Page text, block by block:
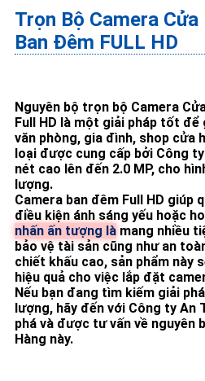
Trọn Bộ Camera
Ban Đêm FULL HD
Nguyên bộ trọn bộ Camera
Full HD là một giải pháp tốt để
văn phòng, gia đình, shop cửa
loại được cung cấp bởi Công
nét cao lên đến 2.0 MP, cho
lượng.
Camera ban đêm Full HD giúp
điều kiện ánh sáng yếu hoặc
nhấn ấn tượng là mang nhiều
bảo vệ tài sản cũng như an
chiết khấu cao, sản phẩm này
hiệu quả cho việc lắp đặt
Nếu bạn đang tìm kiếm giải
lượng, hãy đến với Công ty An
phá và được tư vấn về nguyên
Hàng này.